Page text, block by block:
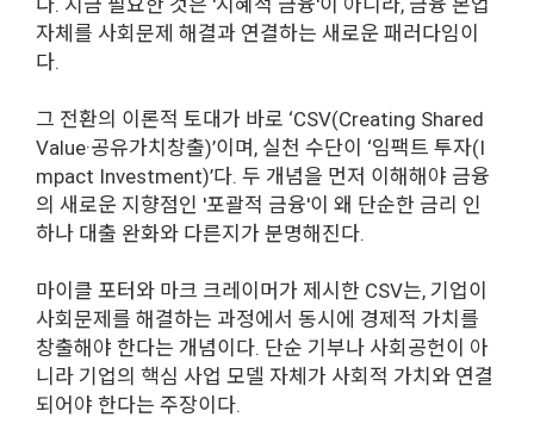
자체를 사회문제 해결과 연결하는 새로운 패러다임이
다.
그 전환의 이론적 토대가 바로 ‘CSV(Creating Shared
Value·공유가치창출)’이며, 실천 수단이 ‘임팩트 투자(I
mpact Investment)’다. 두 개념을 먼저 이해해야 금융
의 새로운 지향점인 '포괄적 금융'이 왜 단순한 금리 인
하나 대출 완화와 다른지가 분명해진다.
마이클 포터와 마크 크레이머가 제시한 CSV는, 기업이
사회문제를 해결하는 과정에서 동시에 경제적 가치를
창출해야 한다는 개념이다. 단순 기부나 사회공헌이 아
니라 기업의 핵심 사업 모델 자체가 사회적 가치와 연결
되어야 한다는 주장이다.